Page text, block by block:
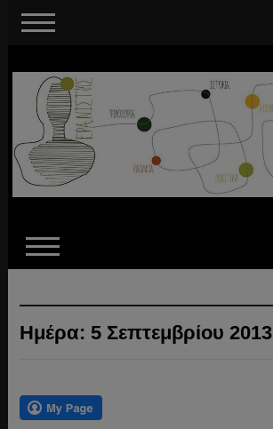
Ημέρα: 5 Σεπτεμβρίου 2013